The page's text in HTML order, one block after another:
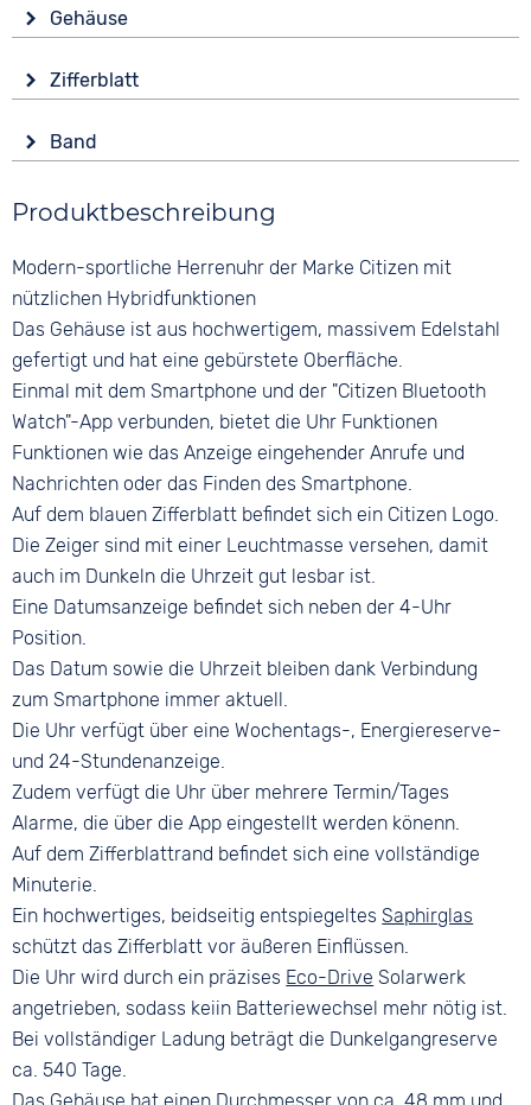
Solar
Gehäuse
Form
Saphirglas
Zifferblatt
Analog
Keine
Band
Bandschließe
Sicherheits-Faltschließe
Produktbeschreibung
Modern-sportliche Herrenuhr der Marke Citizen mit
nützlichen Hybridfunktionen
Das Gehäuse ist aus hochwertigem, massivem Edelstahl
gefertigt und hat eine gebürstete Oberfläche.
Einmal mit dem Smartphone und der "Citizen Bluetooth
Watch"-App verbunden, bietet die Uhr Funktionen
Funktionen wie das Anzeige eingehender Anrufe und
Nachrichten oder das Finden des Smartphone.
Auf dem blauen Zifferblatt befindet sich ein Citizen Logo.
Die Zeiger sind mit einer Leuchtmasse versehen, damit
auch im Dunkeln die Uhrzeit gut lesbar ist.
Eine Datumsanzeige befindet sich neben der 4-Uhr
Position.
Das Datum sowie die Uhrzeit bleiben dank Verbindung
zum Smartphone immer aktuell.
Die Uhr verfügt über eine Wochentags-, Energiereserve-
und 24-Stundenanzeige.
Zudem verfügt die Uhr über mehrere Termin/Tages
Alarme, die über die App eingestellt werden könenn.
Auf dem Zifferblattrand befindet sich eine vollständige
Minuterie.
Ein hochwertiges, beidseitig entspiegeltesSaphirglas
schützt das Zifferblatt vor äußeren Einflüssen.
Die Uhr wird durch ein präzises Eco-Drive Solarwerk
angetrieben, sodass keiin Batteriewechsel mehr nötig ist.
Bei vollständiger Ladung beträgt die Dunkelgangreserve
ca. 540 Tage.